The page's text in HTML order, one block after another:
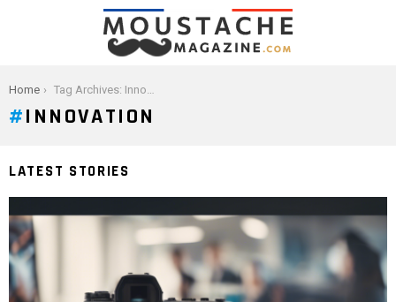
You are here:
Home Tag Archives: Innovation
INNOVATION
LATEST STORIES